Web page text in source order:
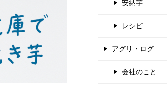
安納芋
レシピ
アグリ・ログ
会社のこと